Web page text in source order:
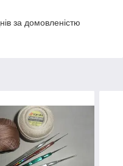
за домовленістю